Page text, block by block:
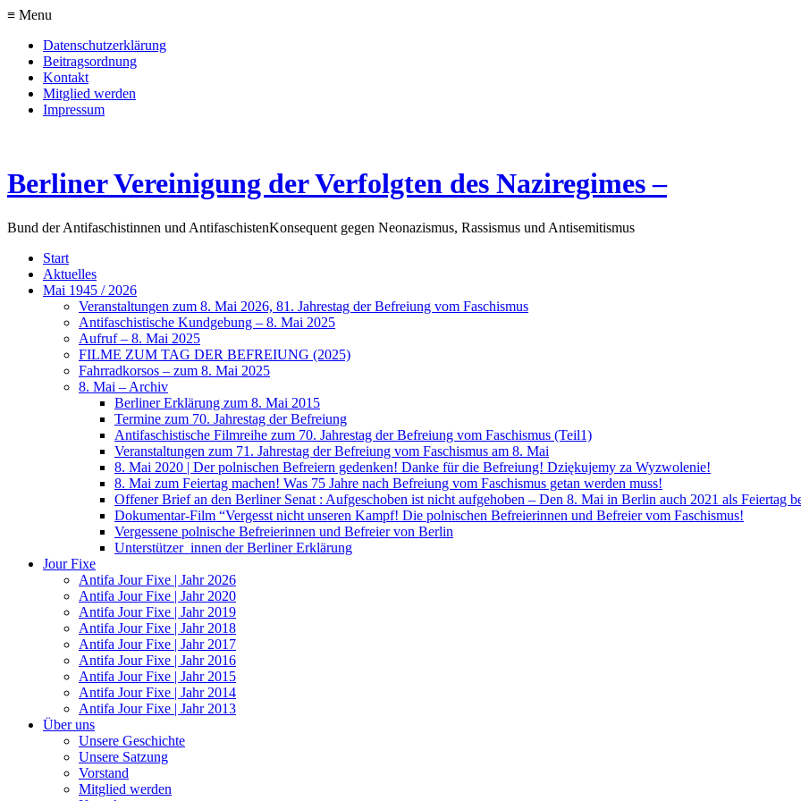
≡ Menu
Datenschutzerklärung
Beitragsordnung
Kontakt
Mitglied werden
Impressum
Berliner Vereinigung der Verfolgten des Naziregimes –
Bund der Antifaschistinnen und AntifaschistenKonsequent gegen Neonazismus, Rassismus und Antisemitismus
Start
Aktuelles
Mai 1945 / 2026
Veranstaltungen zum 8. Mai 2026, 81. Jahrestag der Befreiung vom Faschismus
Antifaschistische Kundgebung – 8. Mai 2025
Aufruf – 8. Mai 2025
FILME ZUM TAG DER BEFREIUNG (2025)
Fahrradkorsos – zum 8. Mai 2025
8. Mai – Archiv
Berliner Erklärung zum 8. Mai 2015
Termine zum 70. Jahrestag der Befreiung
Antifaschistische Filmreihe zum 70. Jahrestag der Befreiung vom Faschismus (Teil1)
Veranstaltungen zum 71. Jahrestag der Befreiung vom Faschismus am 8. Mai
8. Mai 2020 | Der polnischen Befreiern gedenken! Danke für die Befreiung! Dziękujemy za Wyzwolenie!
8. Mai zum Feiertag machen! Was 75 Jahre nach Befreiung vom Faschismus getan werden muss!
Offener Brief an den Berliner Senat : Aufgeschoben ist nicht aufgehoben – Den 8. Mai in Berlin auch 2021 als Feiertag
Dokumentar-Film “Vergesst nicht unseren Kampf! Die polnischen Befreierinnen und Befreier vom Faschismus!
Vergessene polnische Befreierinnen und Befreier von Berlin
Unterstützer_innen der Berliner Erklärung
Jour Fixe
Antifa Jour Fixe | Jahr 2026
Antifa Jour Fixe | Jahr 2020
Antifa Jour Fixe | Jahr 2019
Antifa Jour Fixe | Jahr 2018
Antifa Jour Fixe | Jahr 2017
Antifa Jour Fixe | Jahr 2016
Antifa Jour Fixe | Jahr 2015
Antifa Jour Fixe | Jahr 2014
Antifa Jour Fixe | Jahr 2013
Über uns
Unsere Geschichte
Unsere Satzung
Vorstand
Mitglied werden